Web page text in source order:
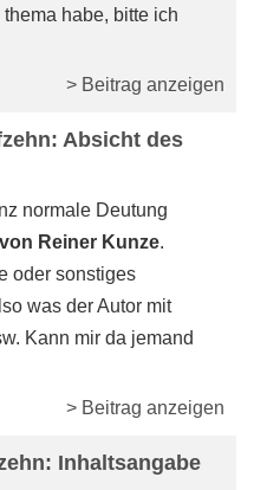
habe, bitte ich
> Beitrag anzeigen
Absicht des
normale Deutung
Reiner Kunze.
oder sonstiges
was der Autor mit
Kann mir da jemand
> Beitrag anzeigen
Inhaltsangabe